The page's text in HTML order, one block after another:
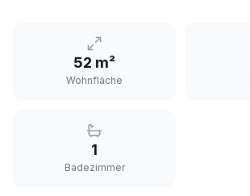
52 m²
Wohnfläche
1
Badezimmer